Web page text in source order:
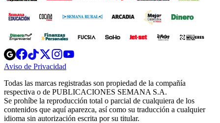
Opens
in
new
Opens
in
new
Opens
in
new
window
Opens
new
windowwindow
Aviso de Privacidad
new
window
Todas las marcas registradas son propiedad de la compañía
respectiva o de PUBLICACIONES SEMANA S.A.
Se prohíbe la reproducción total o parcial de cualquiera de los
contenidos que aquí aparezca, así como su traducción a cualquier
idioma sin autorización escrita por su titular.